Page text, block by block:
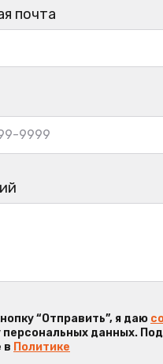
почта
“Отправить”, я даю
персональных данных.
в Политике